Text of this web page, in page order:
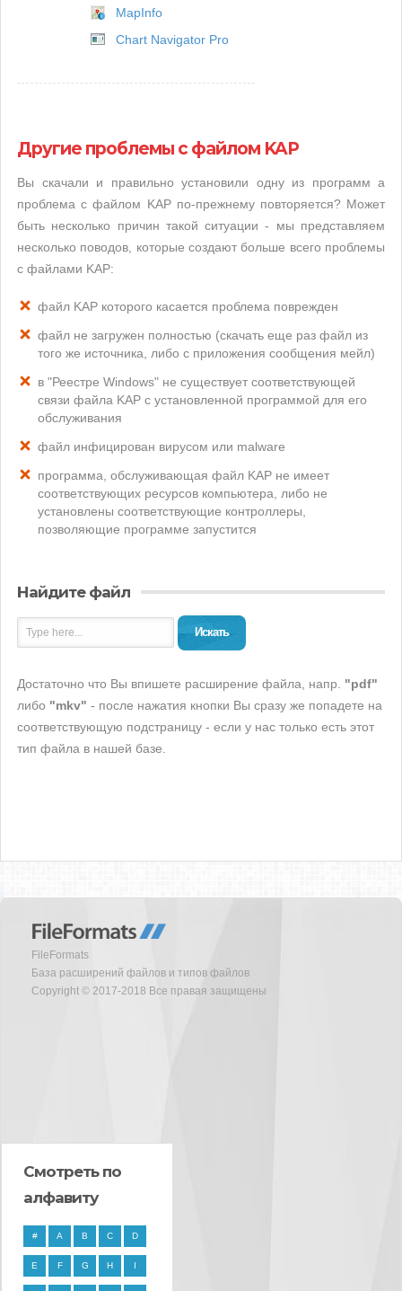
MapInfo
Chart Navigator Pro
Другие проблемы с файлом KAP
Вы скачали и правильно установили одну из программ а
проблема с файлом KAP по-прежнему повторяется? Может
быть несколько причин такой ситуации - мы представляем
несколько поводов, которые создают больше всего проблемы
с файлами KAP:
файл KAP которого касается проблема поврежден
файл не загружен полностью (скачать еще раз файл из
того же источника, либо с приложения сообщения мейл)
в "Реестре Windows" не существует соответствующей
связи файла KAP с установленной программой для его
обслуживания
файл инфицирован вирусом или malware
программа, обслуживающая файл KAP не имеет
соответствующих ресурсов компьютера, либо не
установлены соответствующие контроллеры,
позволяющие программе запустится
Найдите файл
Искать
Достаточно что Вы впишете расширение файла, напр. "pdf"
либо "mkv" - после нажатия кнопки Вы сразу же попадете на
соответствующую подстраницу - если у нас только есть этот
тип файла в нашей базе.
FileFormats
База расширений файлов и типов файлов
Copyright © 2017-2018 Все правая защищены
Смотреть по
алфавиту
# A B C D
E F G H I